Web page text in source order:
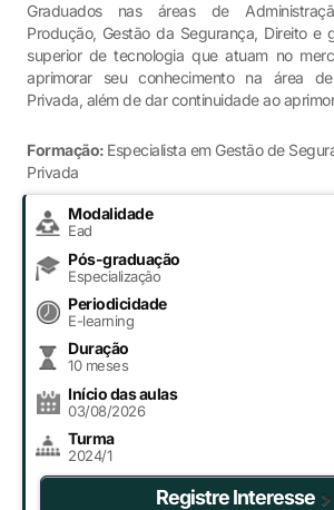
Graduados nas áreas de
Produção, Gestão da Segurança, Direito e
superior de tecnologia que atuam no
aprimorar seu conhecimento na área
Privada, além de dar continuidade ao
Formação: Especialista em Gestão de
Privada
Modalidade
Ead
Pós-graduação
Especialização
Periodicidade
E-learning
Duração
10 meses
Início das aulas
03/08/2026
Turma
2024/1
Registre Interesse